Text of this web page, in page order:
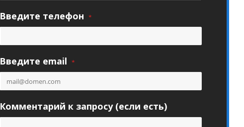
Введите телефон *
Введите email *
Комментарий к запросу (если есть)